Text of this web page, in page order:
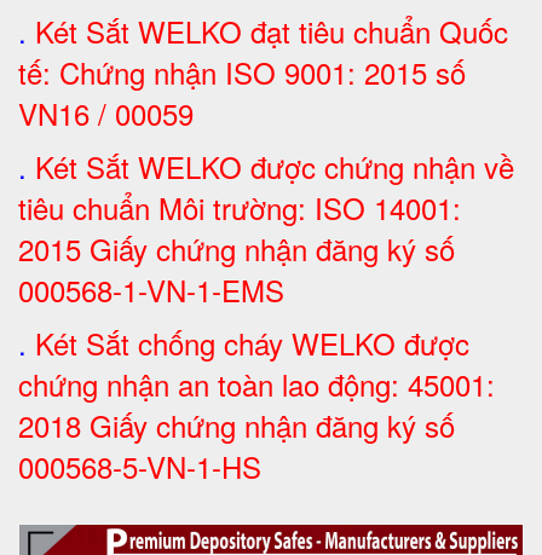
. Két Sắt WELKO đạt tiêu chuẩn Quốc
tế: Chứng nhận ISO 9001: 2015 số
VN16 / 00059
. Két Sắt WELKO được chứng nhận về
tiêu chuẩn Môi trường: ISO 14001:
2015 Giấy chứng nhận đăng ký số
000568-1-VN-1-EMS
. Két Sắt chống cháy WELKO được
chứng nhận an toàn lao động: 45001:
2018 Giấy chứng nhận đăng ký số
000568-5-VN-1-HS